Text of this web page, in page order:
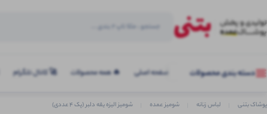
دسته بندی محصولات صفحه اصلی 🔥 همه محصولات 🚀 کانال تلگرام
پوشاک بتنی لباس زنانه شومیز عمده شومیز الیزه یقه دلبر (پک 4 عددی)